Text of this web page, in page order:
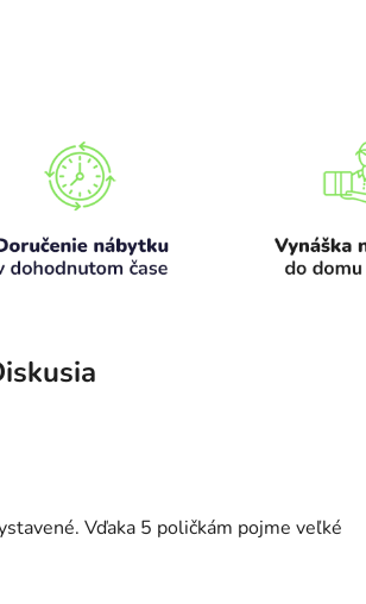
Vďaka 5 poličkám pojme veľké